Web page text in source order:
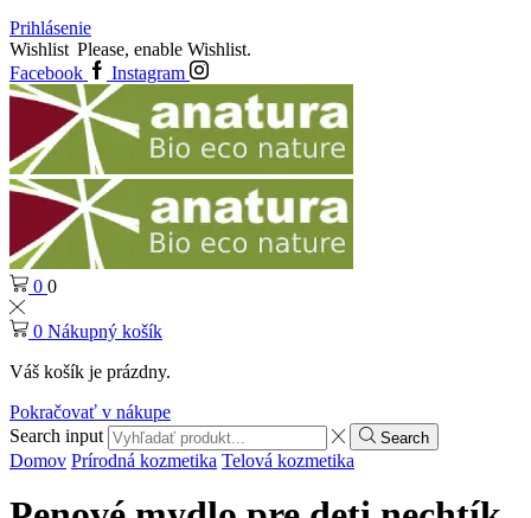
Prihlásenie
Wishlist Please, enable Wishlist.
Facebook
Instagram
0 0
0 Nákupný košík
Váš košík je prázdny.
Pokračovať v nákupe
Search input
Search
Domov Prírodná kozmetika Telová kozmetika